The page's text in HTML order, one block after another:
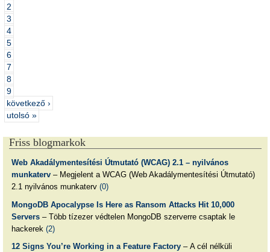
2
3
4
5
6
7
8
9
következő ›
utolsó »
Friss blogmarkok
Web Akadálymentesítési Útmutató (WCAG) 2.1 – nyilvános
munkaterv– Megjelent a WCAG (Web Akadálymentesítési Útmutató)
2.1 nyilvános munkaterv (0)
MongoDB Apocalypse Is Here as Ransom Attacks Hit 10,000
Servers– Több tízezer védtelen MongoDB szerverre csaptak le
hackerek (2)
12 Signs You’re Working in a Feature Factory– A cél nélküli